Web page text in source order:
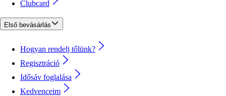
Clubcard
Első bevásárlás
Hogyan rendelj tőlünk?
Regisztráció
Idősáv foglalása
Kedvenceim